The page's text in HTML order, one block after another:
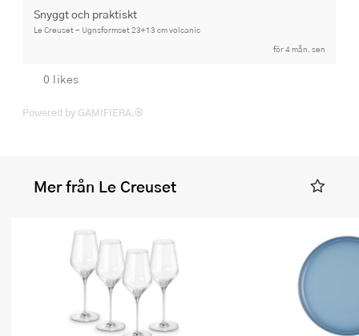
Snyggt och praktiskt
Le Creuset - Ugnsformset 23+13 cm volcanic
för 4 mån. sen
0 likes
Powered by GAMIFIERA.®
Mer från Le Creuset